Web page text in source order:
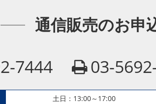
通信販売のお申
7444 03-
土日：13:00～17:00